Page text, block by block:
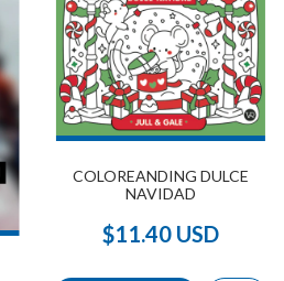
COLOREANDING DULCE
NAVIDAD
$11.40 USD